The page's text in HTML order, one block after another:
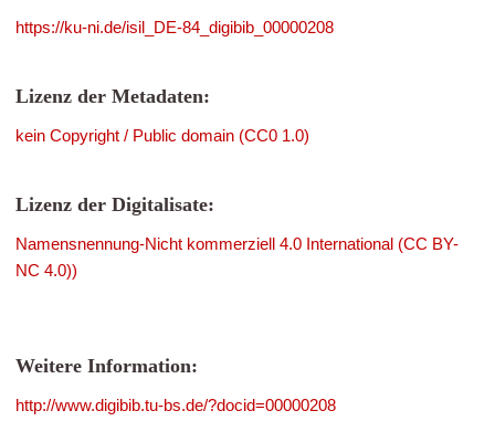
https://ku-ni.de/isil_DE-84_digibib_00000208
Lizenz der Metadaten:
kein Copyright / Public domain (CC0 1.0)
Lizenz der Digitalisate:
Namensnennung-Nicht kommerziell 4.0 International (CC BY-
NC 4.0))
Weitere Information:
http://www.digibib.tu-bs.de/?docid=00000208